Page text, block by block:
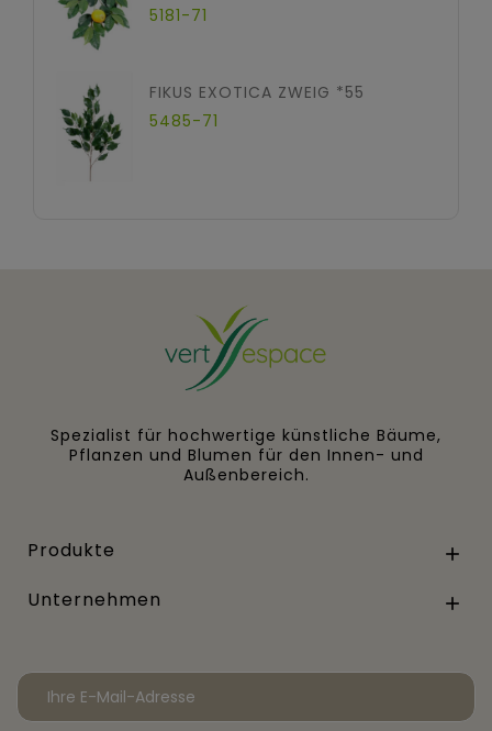
5181-71
FIKUS EXOTICA ZWEIG *55
5485-71
Spezialist für hochwertige künstliche Bäume,
Pflanzen und Blumen für den Innen- und
Außenbereich.
Produkte 
Unternehmen 